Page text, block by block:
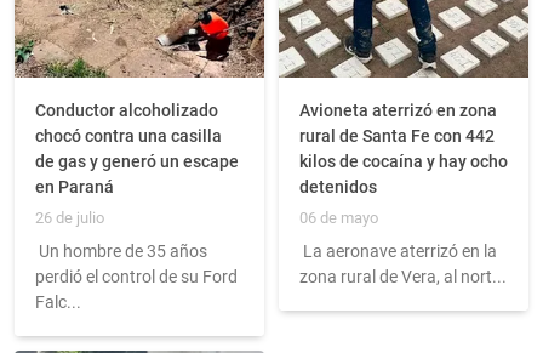
Conductor alcoholizado
chocó contra una casilla
de gas y generó un escape
en Paraná
26 de julio
Un hombre de 35 años
perdió el control de su Ford
Falc...
Avioneta aterrizó en zona
rural de Santa Fe con 442
kilos de cocaína y hay ocho
detenidos
06 de mayo
La aeronave aterrizó en la
zona rural de Vera, al nort...